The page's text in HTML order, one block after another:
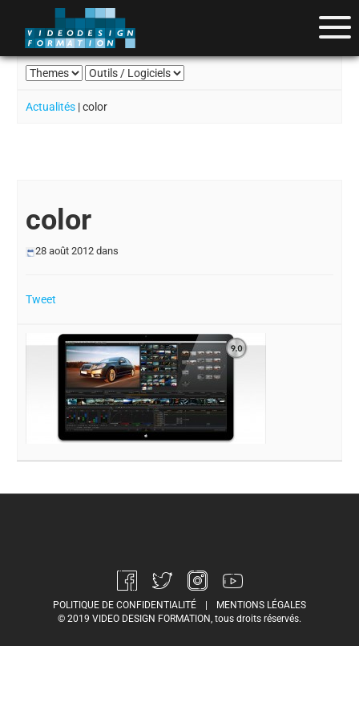
Actualités | color
color
28 août 2012 dans
Tweet
POLITIQUE DE CONFIDENTIALITÉ
MENTIONS LÉGALES
© 2019 VIDEO DESIGN FORMATION, tous droits réservés.